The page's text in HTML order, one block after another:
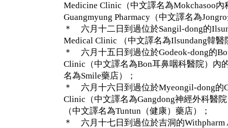
Medicine Clinic（中文譯名為Mokchasoo內
Guangmyung Pharmacy（中文譯名為
＊ 六月十二日到過位於Sangil-dong的
Medical Clinic （中文譯名為Ilsundang韓醫
＊ 六月十五日到過位於Godeok-dong的
Clinic（中文譯名為Bon耳鼻咽科醫院）內
名為Smile藥店）；
＊ 六月十六日到過位於Myeongil-dong的
Clinic（中文譯名為Gangdong神經外科醫
（中文譯名為Tuntun（健康）藥店）；
＊ 六月十七日到過位於吉洞的Withpharm